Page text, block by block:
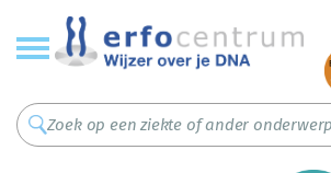
Overslaan
en
naar
inhoud
gaan